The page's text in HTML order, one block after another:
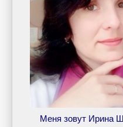
Меня зовут Ирина